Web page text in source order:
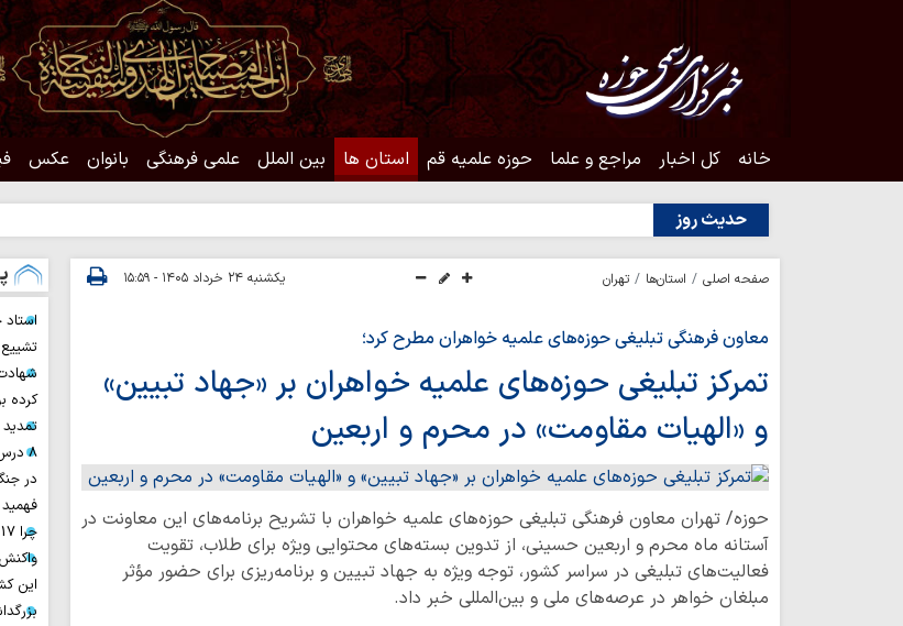
خانه کل اخبار مراجع و علما حوزه علمیه قم استان ها بین الملل علمی فرهنگی بانوان عکس
حدیث روز
صفحه اصلی استان‌ها تهران یکشنبه ۲۴ خرداد ۱۴۰۵ - ۱۵:۵۹
معاون فرهنگی تبلیغی حوزه‌های علمیه خواهران مطرح کرد؛
تمرکز تبلیغی حوزه‌های علمیه خواهران بر «جهاد تبیین»
و «الهیات مقاومت» در محرم و اربعین
حوزه/ تهران معاون فرهنگی تبلیغی حوزه‌های علمیه خواهران با تشریح برنامه‌های این معاونت در
آستانه ماه محرم و اربعین حسینی، از تدوین بسته‌های محتوایی ویژه برای طلاب، تقویت
فعالیت‌های تبلیغی در سراسر کشور، توجه ویژه به جهاد تبیین و برنامه‌ریزی برای حضور مؤثر
مبلغان خواهر در عرصه‌های ملی و بین‌المللی خبر داد.
کرده
۸
در
فهمید
چرا 17 مرداد به عنوان روز خبرنگار نامیده شد؟
این